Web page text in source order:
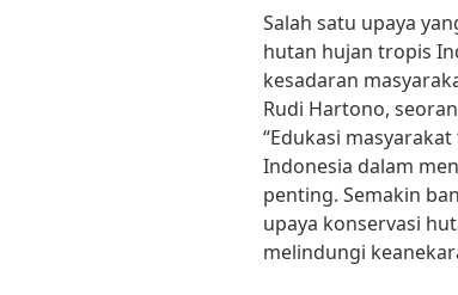
Salah satu upaya
hutan hujan tropis
kesadaran
Rudi Hartono,
“Edukasi
Indonesia dalam
penting. Semakin
upaya konservasi
melindungi